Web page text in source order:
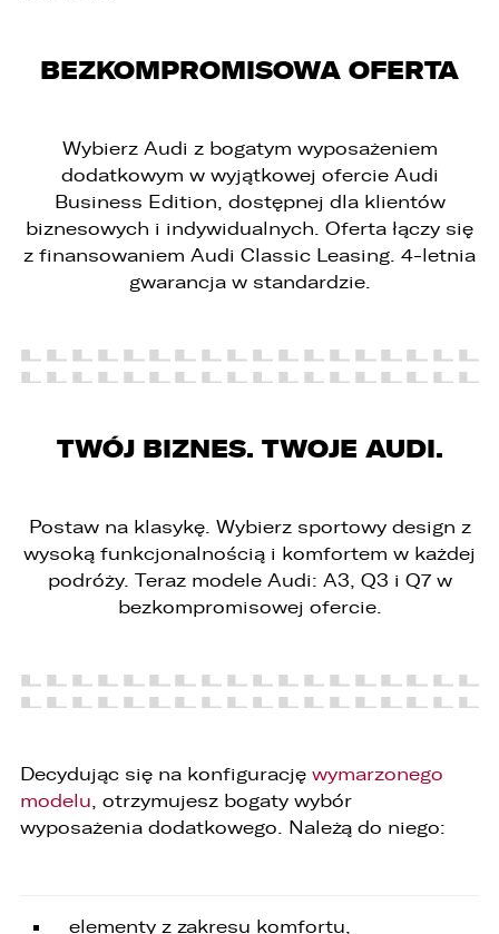
BEZKOMPROMISOWA OFERTA
Wybierz Audi z bogatym wyposażeniem
dodatkowym w wyjątkowej ofercie Audi
Business Edition, dostępnej dla klientów
biznesowych i indywidualnych. Oferta łączy się
z finansowaniem Audi Classic Leasing. 4-letnia
gwarancja w standardzie.
TWÓJ BIZNES. TWOJE AUDI.
Postaw na klasykę. Wybierz sportowy design z
wysoką funkcjonalnością i komfortem w każdej
podróży. Teraz modele Audi: A3, Q3 i Q7 w
bezkompromisowej ofercie.
Decydując się na konfigurację wymarzonego
modelu, otrzymujesz bogaty wybór
wyposażenia dodatkowego. Należą do niego:
elementy z zakresu komfortu,
W porównywarce mogą znajdować się
jednocześnie trzy samochody.
Wybierz samochód, który mamy zastąpić
Audi Q7 45 TDI quattro.
ZASTĄP
Wybierz gdzie chcesz udostępnić ofertę.
FACEBOOK
WHATSAPP